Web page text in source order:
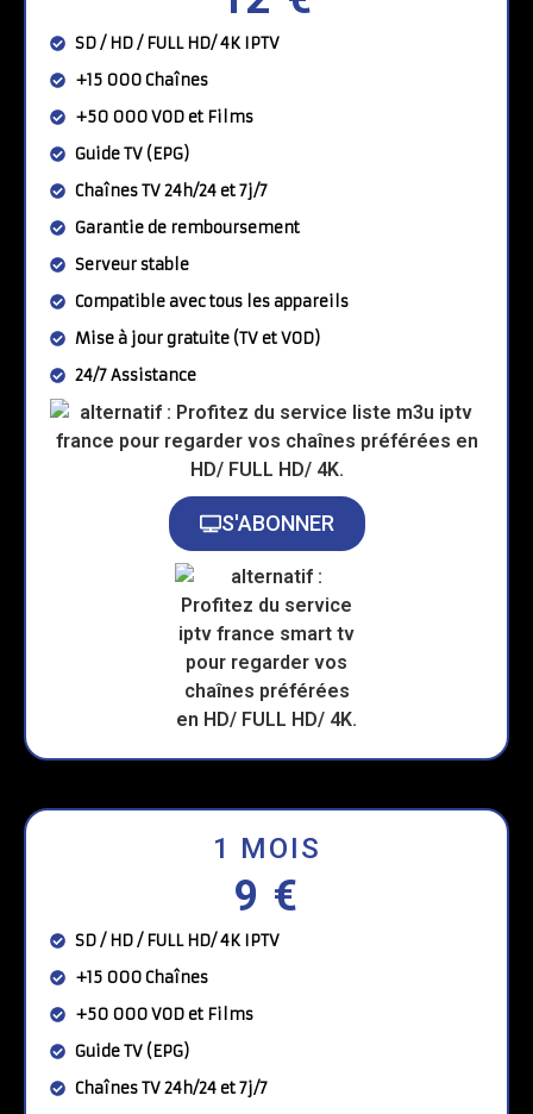
SD / HD / FULL HD/ 4K IPTV
+15 000 Chaînes
+50 000 VOD et Films
Guide TV (EPG)
Chaînes TV 24h/24 et 7j/7
Garantie de remboursement
Serveur stable
Compatible avec tous les appareils
Mise à jour gratuite (TV et VOD)
24/7 Assistance
S'ABONNER
1 MOIS
9 €
SD / HD / FULL HD/ 4K IPTV
+15 000 Chaînes
+50 000 VOD et Films
Guide TV (EPG)
Chaînes TV 24h/24 et 7j/7